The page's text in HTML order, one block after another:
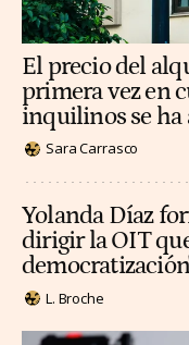
El precio del
primera vez en
inquilinos se ha
Sara Carrasco
Yolanda Díaz
dirigir la OIT
L. Broche